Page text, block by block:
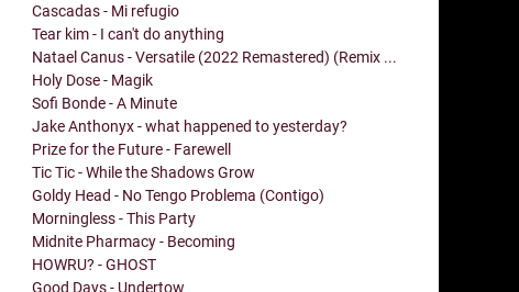
Cascadas - Mi refugio
Tear kim - I can't do anything
Natael Canus - Versatile (2022 Remastered) (Remix ...
Holy Dose - Magik
Sofi Bonde - A Minute
Jake Anthonyx - what happened to yesterday?
Prize for the Future - Farewell
Tic Tic - While the Shadows Grow
Goldy Head - No Tengo Problema (Contigo)
Morningless - This Party
Midnite Pharmacy - Becoming
HOWRU? - GHOST
Good Days - Undertow